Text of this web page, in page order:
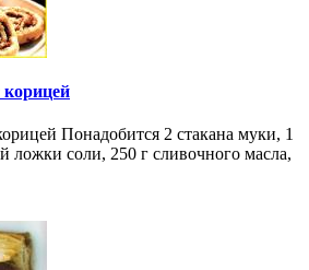
Понадобится 2 стакана муки, 1
ложки соли, 250 г сливочного масла,